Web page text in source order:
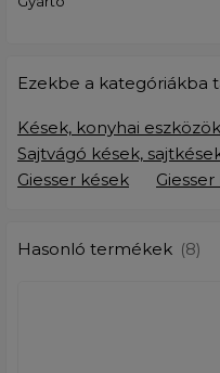
Ezekbe a kategóriákba
Kések, konyhai eszközök
Sajtvágó kések,
Giesser kések
Hasonló termékek (8)